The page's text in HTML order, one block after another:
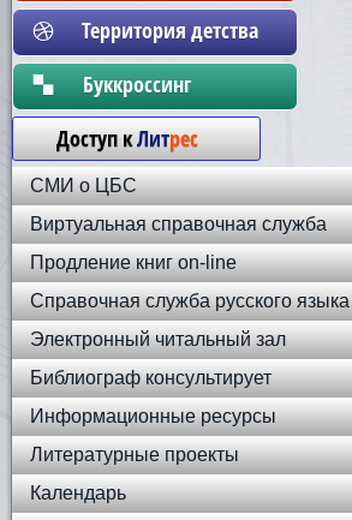
Территория детства
Бyккpoccинг
Доступ кЛитрес
СМИ о ЦБС
Виртуальная справочная служба
Продление книг on-line
Справочная служба русского языка
Электронный читальный зал
Библиограф консультирует
Информационные ресурсы
Литературные проекты
Календарь